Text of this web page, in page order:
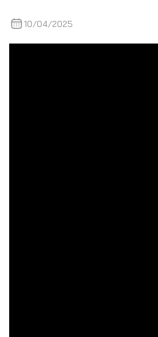
10/04/2025